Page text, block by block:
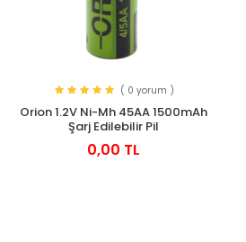
( 0 yorum )
Orion 1.2V Ni-Mh 45AA 1500mAh
Şarj Edilebilir Pil
0,00 TL